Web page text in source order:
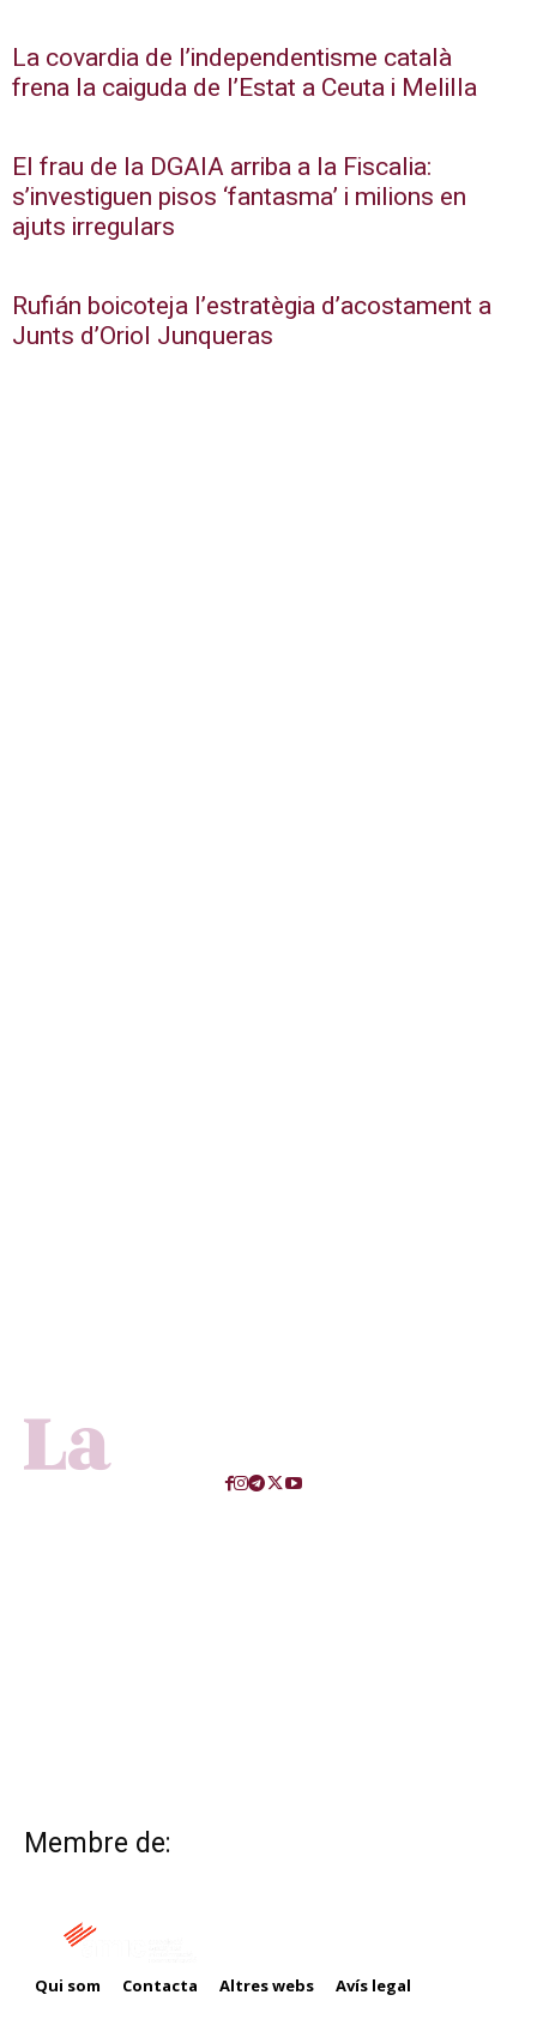
La covardia de l’independentisme català
frena la caiguda de l’Estat a Ceuta i Melilla
El frau de la DGAIA arriba a la Fiscalia:
s’investiguen pisos ‘fantasma’ i milions en
ajuts irregulars
Rufián boicoteja l’estratègia d’acostament a
Junts d’Oriol Junqueras
Membre de:
Qui som Contacta Altres webs Avís legal